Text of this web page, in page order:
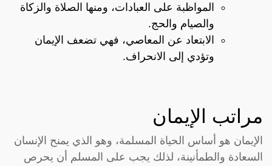
المواظبة على العبادات، ومنها الصلاة والزكاة
والصيام والحج.
الابتعاد عن المعاصي، فهي تضعف الإيمان
وتؤدي إلى الانحراف.
مراتب الإيمان
الإيمان هو أساس الحياة المسلمة، وهو الذي يمنح الإنسان
السعادة والطمأنينة، لذلك يجب على المسلم أن يحرص